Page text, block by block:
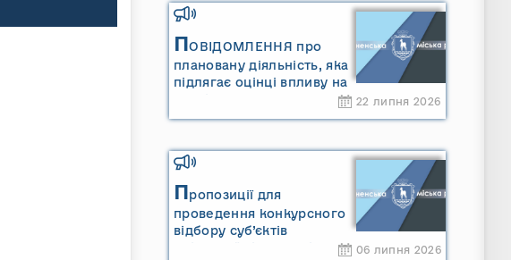
ПОВІДОМЛЕННЯ про
плановану діяльність, яка
підлягає оцінці впливу на
довкілля ТОВАРИСТВО З
ОБМЕЖЕНОЮ
"САРНИ ОІЛ"
22 липня 2026
Пропозиції для
проведення конкурсного
відбору суб’єктів
06 липня 2026